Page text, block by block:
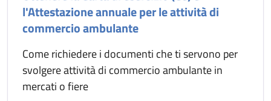
l'Attestazione annuale per le attività di
commercio ambulante
Come richiedere i documenti che ti servono per
svolgere attività di commercio ambulante in
mercati o fiere